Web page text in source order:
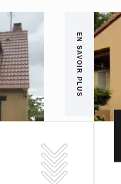
EN SAVOIR PLUS